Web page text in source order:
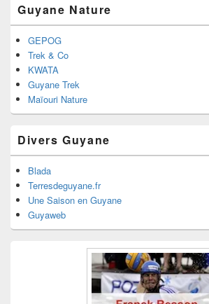
Guyane Nature
GEPOG
Trek & Co
KWATA
Guyane Trek
Maïouri Nature
Divers Guyane
Blada
Terresdeguyane.fr
Une Saison en Guyane
Guyaweb